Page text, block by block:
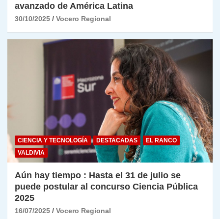
avanzado de América Latina
30/10/2025 Vocero Regional
CIENCIA Y TECNOLOGÍA DESTACADAS
EL RANCO
VALDIVIA
Aún hay tiempo : Hasta el 31 de julio se
puede postular al concurso Ciencia Pública
2025
16/07/2025 Vocero Regional